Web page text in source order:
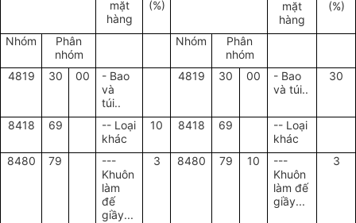
mặt
hàng
(%)
mặt
hàng
(%)
Nhóm
Phân
nhóm
Nhóm
Phân
nhóm
4819
30 00
- Bao
và
túi..
4819 30 00
- Bao
và túi..
30
8418 69
-- Loại
khác
10 8418 69
-- Loại
khác
8480
79
---
Khuôn
làm
đế
giầy...
3 8480 79 10
---
Khuôn
làm đế
giầy...
3